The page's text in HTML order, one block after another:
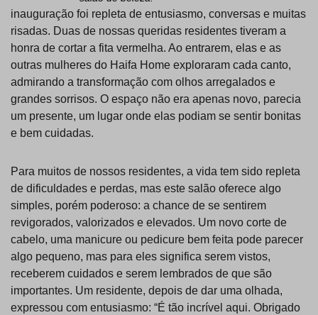
inauguração foi repleta de entusiasmo, conversas e muitas
risadas. Duas de nossas queridas residentes tiveram a
honra de cortar a fita vermelha. Ao entrarem, elas e as
outras mulheres do Haifa Home exploraram cada canto,
admirando a transformação com olhos arregalados e
grandes sorrisos. O espaço não era apenas novo, parecia
um presente, um lugar onde elas podiam se sentir bonitas
e bem cuidadas.
Para muitos de nossos residentes, a vida tem sido repleta
de dificuldades e perdas, mas este salão oferece algo
simples, porém poderoso: a chance de se sentirem
revigorados, valorizados e elevados. Um novo corte de
cabelo, uma manicure ou pedicure bem feita pode parecer
algo pequeno, mas para eles significa serem vistos,
receberem cuidados e serem lembrados de que são
importantes. Um residente, depois de dar uma olhada,
expressou com entusiasmo: “É tão incrível aqui. Obrigado